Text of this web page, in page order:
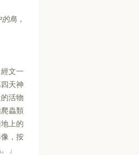
鳥，
文一
天神
活物
蟲類
上的
，按
」